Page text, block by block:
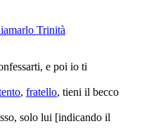
Trinità
e poi io ti
, fratello, tieni il becco
solo lui [indicando il